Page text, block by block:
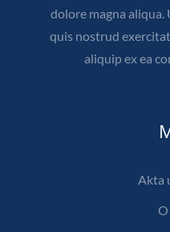
dolore magna aliqua.
quis nostrud
aliquip ex ea
Akta
O